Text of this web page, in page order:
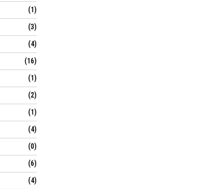
(1)
(3)
(4)
(16)
(1)
(2)
(1)
(4)
(0)
(6)
(4)